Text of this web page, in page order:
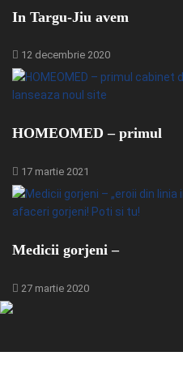
In Targu-Jiu avem
12 decembrie 2020
HOMEOMED – primul
17 martie 2021
Medicii gorjeni –
27 martie 2020